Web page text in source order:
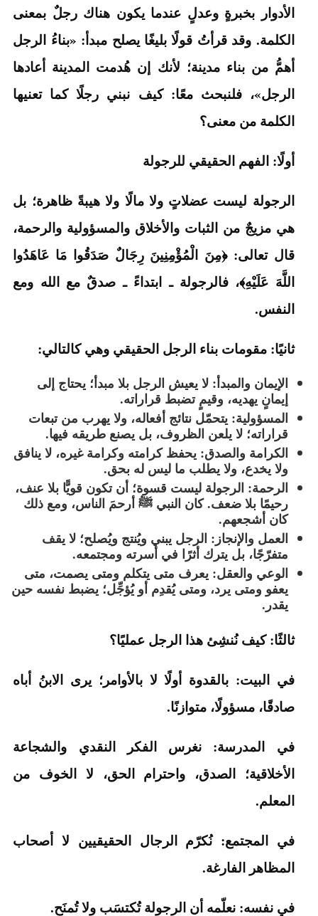
الأدوار بخبرةٍ وعدلٍ عندما يكون هناك رجلٌ بمعنى
الكلمة. وقد قرأتُ قولًا بليغًا يصلح مبدأ: «بناءُ الرجل
أهمُّ من بناء مدينة؛ لأنك إن هُدمت المدينة أعادها
الرجل»، فلنبحث معًا: كيف نبني رجلًا كما تعنيها
الكلمة من معنى؟
أولًا: الفهم الحقيقي للرجولة
الرجولة ليست عضلاتٍ ولا مالًا ولا هيبةً ظاهرة؛ بل
هي مزيجٌ من الثبات والأخلاق والمسؤولية والرحمة،
قال تعالى: ﴿مِنَ الْمُؤْمِنِينَ رِجَالٌ صَدَقُوا مَا عَاهَدُوا
اللَّهَ عَلَيْهِ﴾، فالرجولة ـ ابتداءً ـ صدقٌ مع الله ومع
النفس.
ثانيًا: مقومات بناء الرجل الحقيقي وهي كالتالي:
الإيمان والمبدأ: لا يعيش الرجل بلا مبدأ؛ يحتاج إلى
إيمانٍ يهديه، وقيمٍ تضبط قراراته.
المسؤولية: يتحمّل نتائج أفعاله، ولا يهرب من تبعات
قراراته؛ لا يلعن الظروف، بل يصنع طريقه فيها.
الكرامة والصدق: يحفظ كرامته وكرامة غيره، لا ينافق
ولا يخدع، ولا يطلب ما ليس له بحق.
الرحمة: الرجولة ليست قسوة؛ أن تكون قويًّا بلا عنف،
رحيمًا بلا ضعف. كان النبي ﷺ أرحمَ الناس، ومع ذلك
كان أشجعهم.
العمل والإنجاز: الرجل يبني ويُنتج ويُصلح؛ لا يقف
متفرّجًا، بل يترك أثرًا في أسرته ومجتمعه.
الوعي والعقل: يعرف متى يتكلم ومتى يصمت، متى
يعفو ومتى يرد، ومتى يُقدِم أو يُؤجِّل؛ يضبط نفسه حين
يقدر.
ثالثًا: كيف نُنشِئ هذا الرجل عمليًا؟
في البيت: بالقدوة أولًا لا بالأوامر؛ يرى الابنُ أباه
صادقًا، مسؤولًا، متوازنًا.
في المدرسة: نغرس الفكر النقدي والشجاعة
الأخلاقية؛ الصدق، واحترام الحق، لا الخوف من
المعلم.
في المجتمع: نُكرّم الرجال الحقيقيين لا أصحاب
المظاهر الفارغة.
في نفسه: نعلّمه أن الرجولة تُكتسَب ولا تُمنَح.